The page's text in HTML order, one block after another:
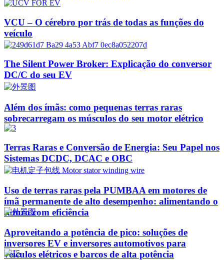
VCU – O cérebro por trás de todas as funções do
veículo
The Silent Power Broker: Explicação do conversor
DC/C do seu EV
Além dos ímãs: como pequenas terras raras
sobrecarregam os músculos do seu motor elétrico
Terras Raras e Conversão de Energia: Seu Papel nos
Sistemas DCDC, DCAC e OBC
Uso de terras raras pela PUMBAA em motores de
ímã permanente de alto desempenho: alimentando o
futuro com eficiência
Aproveitando a potência de pico: soluções de
inversores EV e inversores automotivos para
veículos elétricos e barcos de alta potência